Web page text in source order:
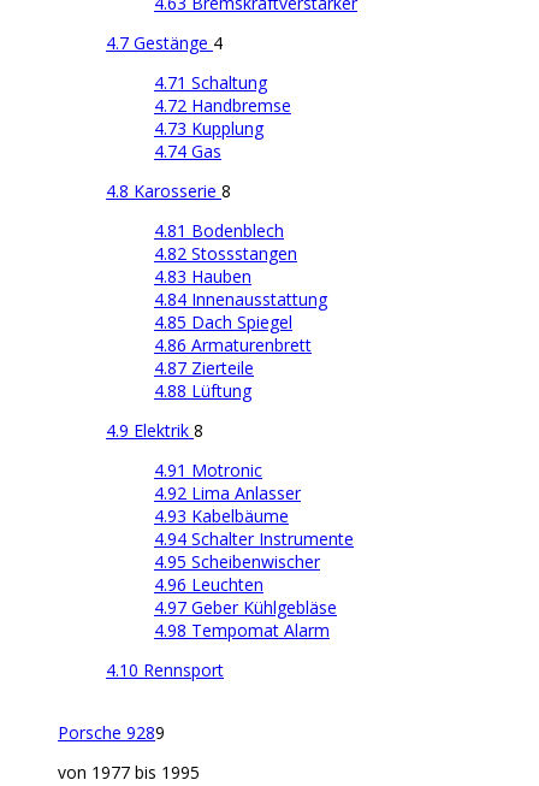
4.7 Gestänge 4
4.71 Schaltung
4.72 Handbremse
4.73 Kupplung
4.74 Gas
4.8 Karosserie 8
4.81 Bodenblech
4.82 Stossstangen
4.83 Hauben
4.84 Innenausstattung
4.85 Dach Spiegel
4.86 Armaturenbrett
4.87 Zierteile
4.88 Lüftung
4.9 Elektrik 8
4.91 Motronic
4.92 Lima Anlasser
4.93 Kabelbäume
4.94 Schalter Instrumente
4.95 Scheibenwischer
4.96 Leuchten
4.97 Geber Kühlgebläse
4.98 Tempomat Alarm
4.10 Rennsport
Porsche 9289
von 1977 bis 1995